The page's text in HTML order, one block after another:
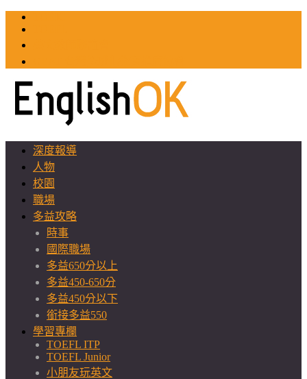
深度報導
人物
校園
職場
多益攻略
時事
國際職場
多益650分以上
多益450-650分
多益450分以下
銜接多益550
學習專欄
TOEFL ITP
TOEFL Junior
小朋友玩英文